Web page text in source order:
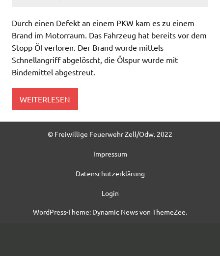
Durch einen Defekt an einem PKW kam es zu einem
Brand im Motorraum. Das Fahrzeug hat bereits vor dem
Stopp Öl verloren. Der Brand wurde mittels
Schnellangriff abgelöscht, die Ölspur wurde mit
Bindemittel abgestreut.
WEITERLESEN
© Freiwillige Feuerwehr Zell/Odw. 2022
Impressum
Datenschutzerklärung
Login
WordPress-Theme: Dynamic News von ThemeZee.